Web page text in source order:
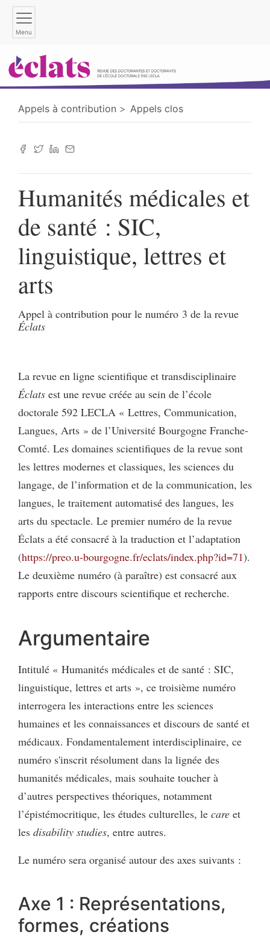
Menu
Appels à contribution Appels clos
Humanités médicales et
de santé : SIC,
linguistique, lettres et
arts
Appel à contribution pour le numéro 3 de la revue
Éclats
La revue en ligne scientifique et transdisciplinaire
Éclats est une revue créée au sein de l’école
doctorale 592 LECLA « Lettres, Communication,
Langues, Arts » de l’Université Bourgogne Franche-
Comté. Les domaines scientifiques de la revue sont
les lettres modernes et classiques, les sciences du
langage, de l’information et de la communication, les
langues, le traitement automatisé des langues, les
arts du spectacle. Le premier numéro de la revue
Éclats a été consacré à la traduction et l’adaptation
(https://preo.u-bourgogne.fr/eclats/index.php?id=71).
Le deuxième numéro (à paraître) est consacré aux
rapports entre discours scientifique et recherche.
Argumentaire
Intitulé « Humanités médicales et de santé : SIC,
linguistique, lettres et arts », ce troisième numéro
interrogera les interactions entre les sciences
humaines et les connaissances et discours de santé et
médicaux. Fondamentalement interdisciplinaire, ce
numéro s'inscrit résolument dans la lignée des
humanités médicales, mais souhaite toucher à
d’autres perspectives théoriques, notamment
l’épistémocritique, les études culturelles, le care et
les disability studies, entre autres.
Le numéro sera organisé autour des axes suivants :
Axe 1 : Représentations,
formes, créations